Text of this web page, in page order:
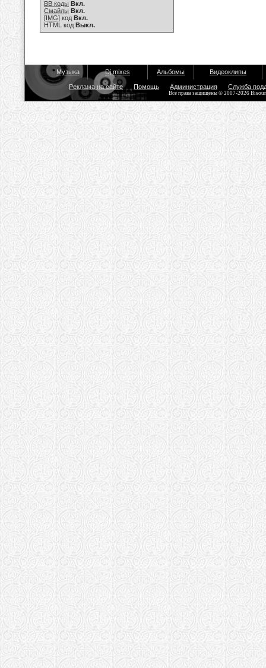
BB коды Вкл.
Смайлы Вкл.
[IMG] код Вкл.
HTML код Выкл.
Музыка Dj mixes Альбомы Видеоклипы
Реклама на сайте Помощь Администрация Служба
Все права защищены © 2007-2026